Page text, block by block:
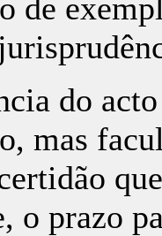
de
do
mas
o prazo